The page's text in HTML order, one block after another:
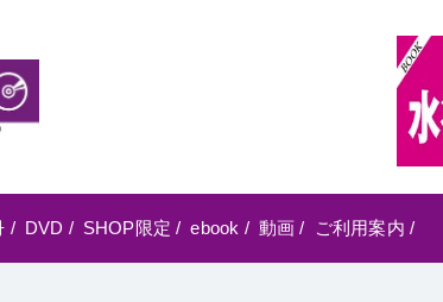
/ DVD / SHOP限定 / ebook / 動画 / ご利用案内 /